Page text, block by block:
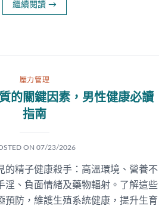
繼續閱讀 →
壓力管理
的關鍵因素，男性健康必讀
指南
ON 07/23/2026
的精子健康殺手：高溫環境、營養不
淫、負面情緒及藥物輻射。了解這些
預防，維護生殖系統健康，提升生育